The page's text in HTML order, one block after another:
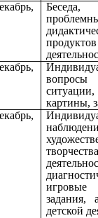
Беседа,
картины,
игровые
задания,
детской